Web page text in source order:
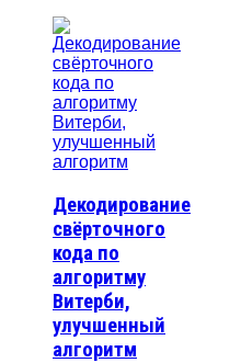
Декодирование
свёрточного
кода по
алгоритму
Витерби,
улучшенный
алгоритм